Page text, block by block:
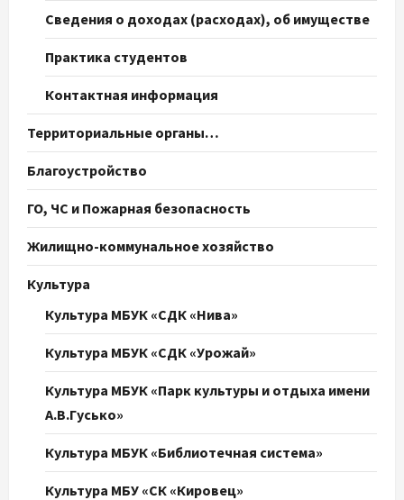
Сведения о доходах (расходах), об имуществе
Практика студентов
Контактная информация
Территориальные органы…
Благоустройство
ГО, ЧС и Пожарная безопасность
Жилищно-коммунальное хозяйство
Культура
Культура МБУК «СДК «Нива»
Культура МБУК «СДК «Урожай»
Культура МБУК «Парк культуры и отдыха имени
А.В.Гусько»
Культура МБУК «Библиотечная система»
Культура МБУ «СК «Кировец»